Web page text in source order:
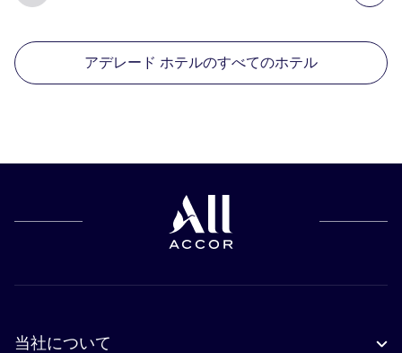
アデレード ホテルのすべてのホテル
当社について